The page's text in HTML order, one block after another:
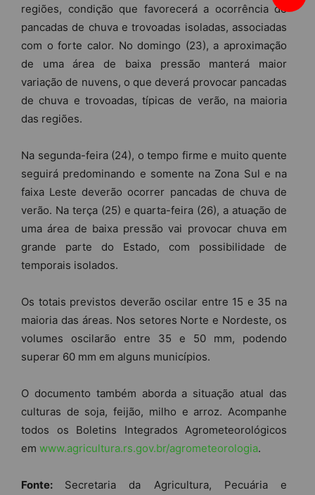
regiões, condição que favorecerá a ocorrência de
pancadas de chuva e trovoadas isoladas, associadas
com o forte calor. No domingo (23), a aproximação
de uma área de baixa pressão manterá maior
variação de nuvens, o que deverá provocar pancadas
de chuva e trovoadas, típicas de verão, na maioria
das regiões.
Na segunda-feira (24), o tempo firme e muito quente
seguirá predominando e somente na Zona Sul e na
faixa Leste deverão ocorrer pancadas de chuva de
verão. Na terça (25) e quarta-feira (26), a atuação de
uma área de baixa pressão vai provocar chuva em
grande parte do Estado, com possibilidade de
temporais isolados.
Os totais previstos deverão oscilar entre 15 e 35 na
maioria das áreas. Nos setores Norte e Nordeste, os
volumes oscilarão entre 35 e 50 mm, podendo
superar 60 mm em alguns municípios.
O documento também aborda a situação atual das
culturas de soja, feijão, milho e arroz. Acompanhe
todos os Boletins Integrados Agrometeorológicos
em www.agricultura.rs.gov.br/agrometeorologia.
Fonte: Secretaria da Agricultura, Pecuária e